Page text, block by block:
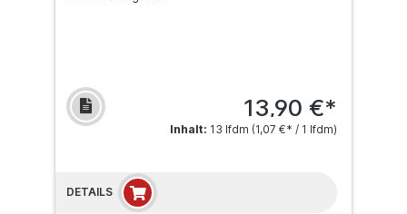
13,90 €*
Inhalt: 13 lfdm (1,07 €* / 1 lfdm)
DETAILS